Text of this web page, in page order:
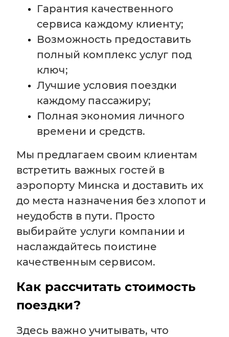
Гарантия качественного
сервиса каждому клиенту;
Возможность предоставить
полный комплекс услуг под
ключ;
Лучшие условия поездки
каждому пассажиру;
Полная экономия личного
времени и средств.
Мы предлагаем своим клиентам
встретить важных гостей в
аэропорту Минска и доставить их
до места назначения без хлопот и
неудобств в пути. Просто
выбирайте услуги компании и
наслаждайтесь поистине
качественным сервисом.
Как рассчитать стоимость
поездки?
Здесь важно учитывать, что